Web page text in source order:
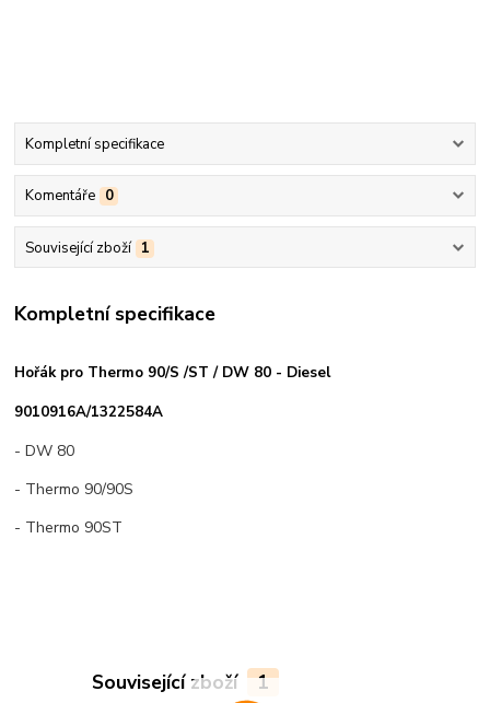
Kompletní specifikace
Komentáře 0
Související zboží 1
Kompletní specifikace
Hořák pro Thermo 90/S /ST / DW 80 - Diesel
9010916A/1322584A
- DW 80
- Thermo 90/90S
- Thermo 90ST
Související zboží 1